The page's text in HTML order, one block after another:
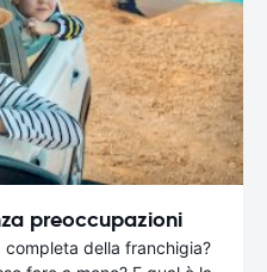
preoccupazioni
della franchigia?